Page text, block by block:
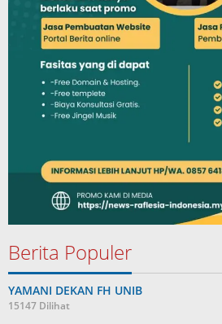
Berita Populer
YAMANI DEKAN FH UNIB
15147 Dilihat